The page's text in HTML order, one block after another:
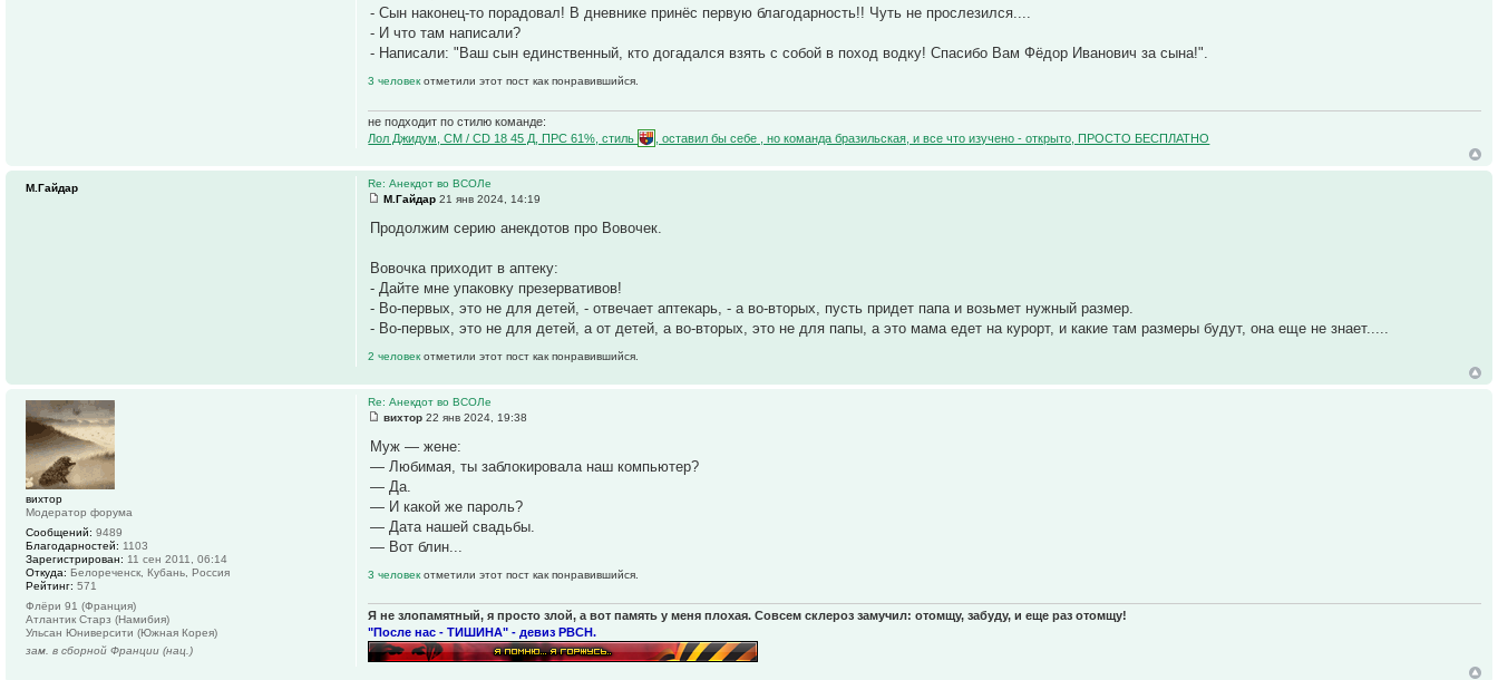
- Сын наконец-то порадовал! В дневнике принёс первую благодарность!! Чуть не прослезился....
- И что там написали?
- Написали: "Ваш сын единственный, кто догадался взять с собой в поход водку! Спасибо Вам Фёдор Иванович за сына!".
3 человекотметили этот пост как понравившийся.
не подходит по стилю команде:
Лол Джидум, CM / CD 18 45 Д, ПРС 61%, стиль
, оставил бы себе , но команда бразильская, и все что изучено - открыто, ПРОСТО БЕСПЛАТНО
Re: Анекдот во ВСОЛе
М.Гайдар 21 янв 2024, 14:19
Продолжим серию анекдотов про Вовочек.
Вовочка приходит в аптеку:
- Дайте мне упаковку презервативов!
- Во-первых, это не для детей, - отвечает аптекарь, - а во-вторых, пусть придет папа и возьмет нужный размер.
- Во-первых, это не для детей, а от детей, а во-вторых, это не для папы, а это мама едет на курорт, и какие там размеры будут, она еще не знает.....
2 человекотметили этот пост как понравившийся.
М.Гайдар
Re: Анекдот во ВСОЛе
вихтор 22 янв 2024, 19:38
Муж — жене:
— Любимая, ты заблокировала наш компьютер?
— Да.
— И какой же пароль?
— Дата нашей свадьбы.
— Вот блин...
3 человекотметили этот пост как понравившийся.
Я не злопамятный, я просто злой, а вот память у меня плохая. Совсем склероз замучил: отомщу, забуду, и еще раз отомщу!
"После нас - ТИШИНА" - девиз РВСН.
вихтор
Модератор форума
Сообщений: 9489
Благодарностей: 1103
Зарегистрирован: 11 сен 2011, 06:14
Откуда: Белореченск, Кубань, Россия
Рейтинг: 571
Флёри 91 (Франция)
Атлантик Старз (Намибия)
Ульсан Юниверсити (Южная Корея)
зам. в сборной Франции (нац.)